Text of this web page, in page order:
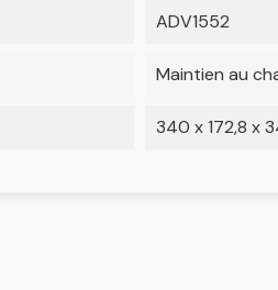
ADV1552
Maintien au
340 x 172,8 x